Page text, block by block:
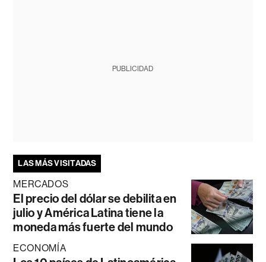
PUBLICIDAD
LAS MÁS VISITADAS
MERCADOS
El precio del dólar se debilita en
julio y América Latina tiene la
moneda más fuerte del mundo
ECONOMÍA